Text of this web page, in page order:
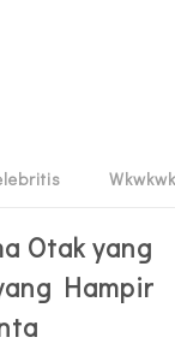
Wkwkwk
Otak yang
Hampir